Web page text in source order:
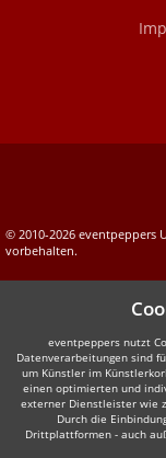
© 2010-2026 eventpeppers
vorbehalten.
eventpeppers nutzt
Datenverarbeitungen sind
um Künstler im
einen optimierten und
externer Dienstleister wie
Durch die
Drittplattformen - auch